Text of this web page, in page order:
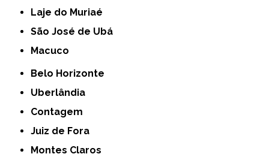
Laje do Muriaé
São José de Ubá
Macuco
Belo Horizonte
Uberlândia
Contagem
Juiz de Fora
Montes Claros